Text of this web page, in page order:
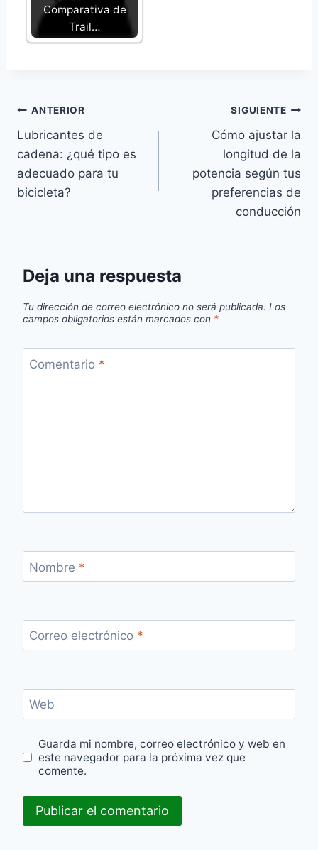
Comparativa de
Trail…
Navegación
de
entradas
ANTERIOR
Lubricantes de
cadena: ¿qué tipo es
adecuado para tu
bicicleta?
SIGUIENTE
Cómo ajustar la
longitud de la
potencia según tus
preferencias de
conducción
Deja una respuesta
Tu dirección de correo electrónico no será publicada. Los
campos obligatorios están marcados con *
Comentario *
Nombre *
Correo electrónico *
Web
Guarda mi nombre, correo electrónico y web en
este navegador para la próxima vez que
comente.